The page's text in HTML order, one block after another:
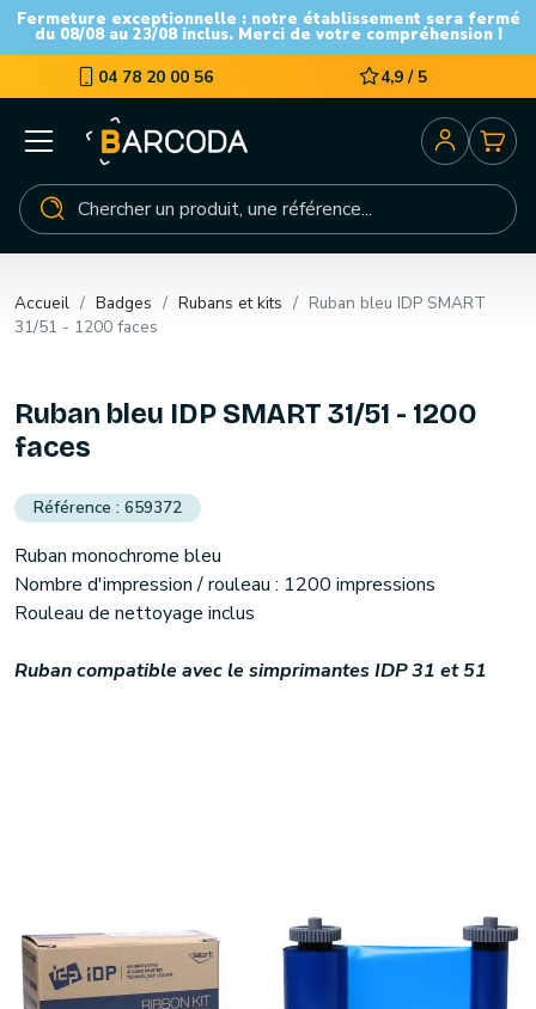
Fermeture exceptionnelle : notre établissement sera fermé
du 08/08 au 23/08 inclus. Merci de votre compréhension !
04 78 20 00 56 4,9 / 5
Accueil Badges Rubans et kits
Ruban bleu IDP SMART
31/51 - 1200 faces
Ruban bleu IDP SMART 31/51 - 1200
faces
659372
Ruban monochrome bleu
Nombre d'impression / rouleau : 1200 impressions
Rouleau de nettoyage inclus
Ruban compatible avec le simprimantes IDP 31 et 51